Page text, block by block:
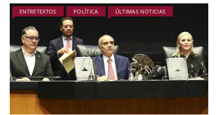
ENTRETEXTOS POLÍTICA ÚLTIMAS NOTICIAS